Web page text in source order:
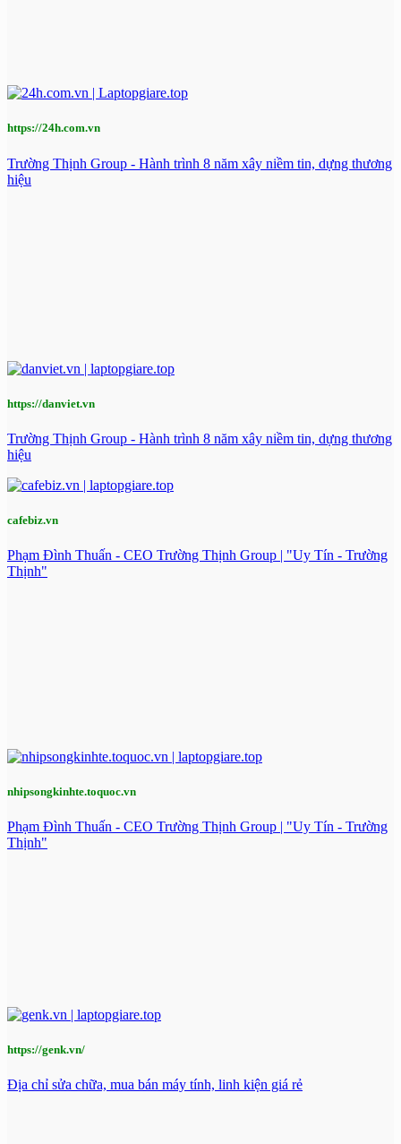
https://24h.com.vn
Trường Thịnh Group - Hành trình 8 năm xây niềm tin, dựng thương
hiệu
https://danviet.vn
Trường Thịnh Group - Hành trình 8 năm xây niềm tin, dựng thương
hiệu
cafebiz.vn
Phạm Đình Thuấn - CEO Trường Thịnh Group | "Uy Tín - Trường
Thịnh"
nhipsongkinhte.toquoc.vn
Phạm Đình Thuấn - CEO Trường Thịnh Group | "Uy Tín - Trường
Thịnh"
https://genk.vn/
Địa chỉ sửa chữa, mua bán máy tính, linh kiện giá rẻ